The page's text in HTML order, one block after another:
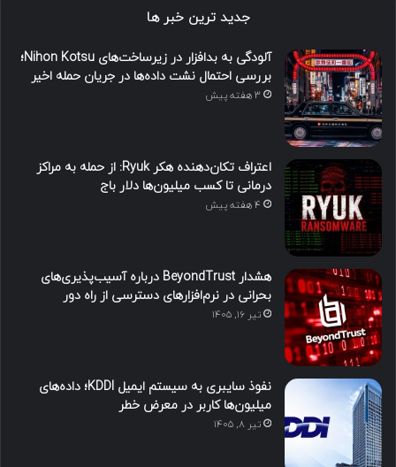
جدید ترین خبر ها
آلودگی به بدافزار در زیرساخت‌های Nihon Kotsu؛
بررسی احتمال نشت داده‌ها در جریان حمله اخیر
3 هفته پیش
اعتراف تکان‌دهنده هکر Ryuk: از حمله به مراکز
درمانی تا کسب میلیون‌ها دلار باج
4 هفته پیش
هشدار BeyondTrust درباره آسیب‌پذیری‌های
بحرانی در نرم‌افزارهای دسترسی از راه دور
تیر ۱۶, ۱۴۰۵
نفوذ سایبری به سیستم ایمیل KDDI؛ داده‌های
میلیون‌ها کاربر در معرض خطر
تیر ۸, ۱۴۰۵